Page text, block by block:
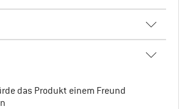
das Produkt einem Freund